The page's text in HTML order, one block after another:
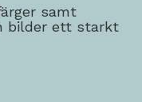
samt
bilder ett starkt